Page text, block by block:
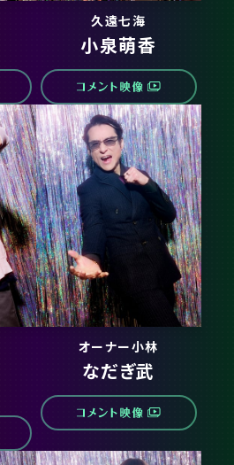
久遠七海
小泉萌香
オーナー小林
なだぎ武